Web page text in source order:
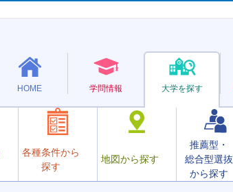
HOME 学問情報 大学を探す
各種条件から
探す
地図から探す
推薦型・
総合型選抜
から探す